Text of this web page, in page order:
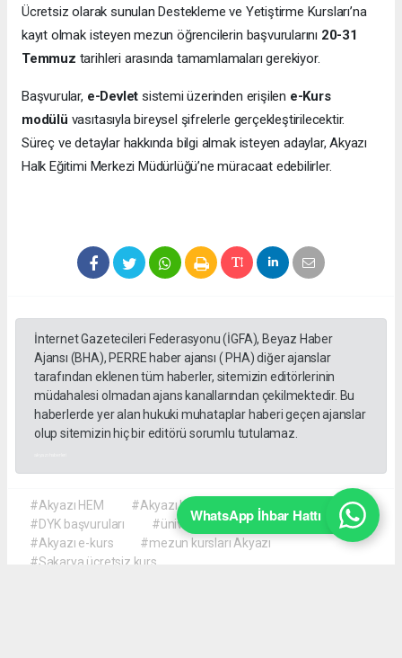
Ücretsiz olarak sunulan Destekleme ve Yetiştirme Kursları’na
kayıt olmak isteyen mezun öğrencilerin başvurularını 20-31
Temmuz tarihleri arasında tamamlamaları gerekiyor.
Başvurular, e-Devlet sistemi üzerinden erişilen e-Kurs
modülü vasıtasıyla bireysel şifrelerle gerçekleştirilecektir.
Süreç ve detaylar hakkında bilgi almak isteyen adaylar, Akyazı
Halk Eğitimi Merkezi Müdürlüğü’ne müracaat edebilirler.
İnternet Gazetecileri Federasyonu (İGFA), Beyaz Haber
Ajansı (BHA), PERRE haber ajansı ( PHA) diğer ajanslar
tarafından eklenen tüm haberler, sitemizin editörlerinin
müdahalesi olmadan ajans kanallarından çekilmektedir. Bu
haberlerde yer alan hukuki muhataplar haberi geçen ajanslar
olup sitemizin hiç bir editörü sorumlu tutulamaz.
#Akyazı HEM
#Akyazı Halk Eğitimi Merkezi
#DYK başvuruları
#üniversite hazırlık kursu
#Akyazı e-kurs
#mezun kursları Akyazı
#Sakarya ücretsiz kurs
WhatsApp İhbar Hattı